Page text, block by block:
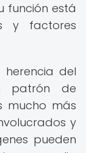
función está
y factores
del
patrón de
mucho más
y
pueden